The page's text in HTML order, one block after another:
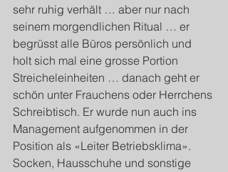
sehr ruhig verhält … aber nur nach
seinem morgendlichen Ritual … er
begrüsst alle Büros persönlich und
holt sich mal eine grosse Portion
Streicheleinheiten … danach geht er
schön unter Frauchens oder Herrchens
Schreibtisch. Er wurde nun auch ins
Management aufgenommen in der
Position als «Leiter Betriebsklima».
Socken, Hausschuhe und sonstige